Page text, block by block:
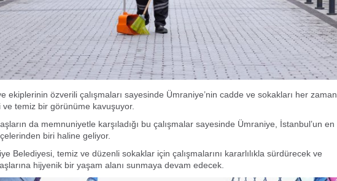
ekiplerinin özverili çalışmaları sayesinde Ümraniye’nin cadde ve sokakları her zaman
ve temiz bir görünüme kavuşuyor.
da memnuniyetle karşıladığı bu çalışmalar sayesinde Ümraniye, İstanbul’un en
biri haline geliyor.
Belediyesi, temiz ve düzenli sokaklar için çalışmalarını kararlılıkla sürdürecek ve
hijyenik bir yaşam alanı sunmaya devam edecek.